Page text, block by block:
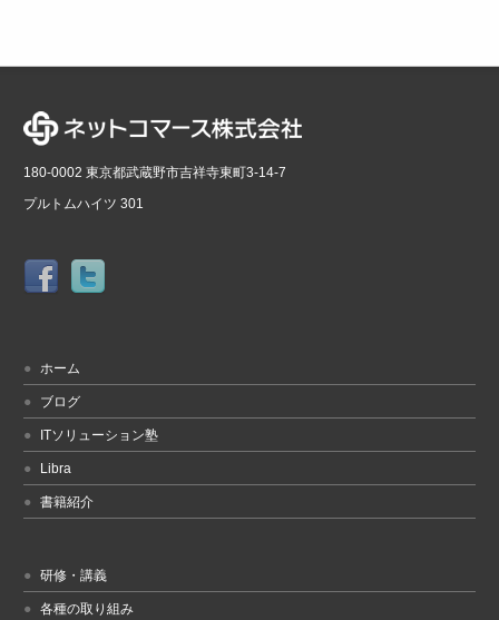
180-0002 東京都武蔵野市吉祥寺東町3-14-7
プルトムハイツ 301
ホーム
ブログ
ITソリューション塾
Libra
書籍紹介
研修・講義
各種の取り組み